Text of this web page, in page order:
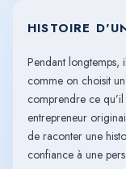
HISTOIRE
Pendant longtemps,
comme on choisit
comprendre ce
entrepreneur
de raconter une
confiance à une